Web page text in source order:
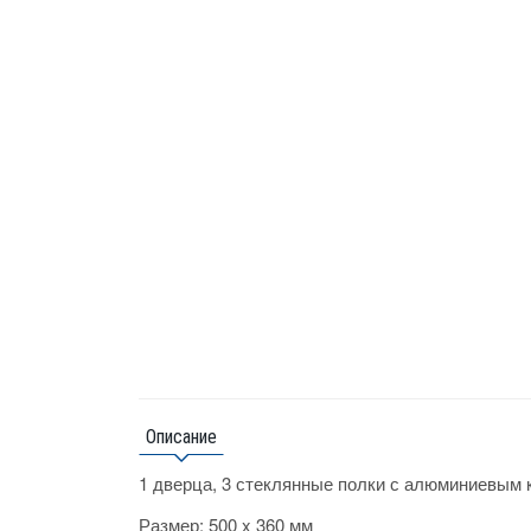
Описание
1 дверца, 3 стеклянные полки с алюминиевым
Размер: 500 x 360 мм